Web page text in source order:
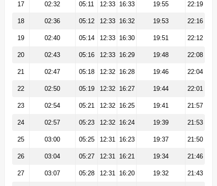
17 02:32 05:11 12:33 16:33 19:55 22:19
18 02:36 05:12 12:33 16:32 19:53 22:16
19 02:40 05:14 12:33 16:30 19:51 22:12
20 02:43 05:16 12:33 16:29 19:48 22:08
21 02:47 05:18 12:32 16:28 19:46 22:04
22 02:50 05:19 12:32 16:27 19:44 22:01
23 02:54 05:21 12:32 16:25 19:41 21:57
24 02:57 05:23 12:32 16:24 19:39 21:53
25 03:00 05:25 12:31 16:23 19:37 21:50
26 03:04 05:27 12:31 16:21 19:34 21:46
27 03:07 05:28 12:31 16:20 19:32 21:43